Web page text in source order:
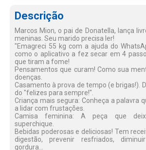
Descrição
Marcos Mion, o pai de Donatella, lança
meninas. Seu marido precisa ler!
"Emagreci 55 kg com a ajuda do
como o aplicativo a fez secar em 4
que tiram a fome!
Pensamentos que curam! Como sua
doenças.
Casamento à prova de tempo (e brigas!).
do "felizes para sempre!".
Criança mais segura: Conheça a palavra
a lidar com frustações.
Camisa feminina: A peça que
superchique.
Bebidas poderosas e deliciosas! Tem
digestão, prevenir resfriados,
gordura...